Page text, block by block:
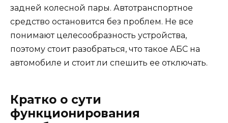
задней колесной пары. Автотранспортное
средство остановится без проблем. Не все
понимают целесообразность устройства,
поэтому стоит разобраться, что такое АБС на
автомобиле и стоит ли спешить ее отключать.
Кратко о сути
функционирования